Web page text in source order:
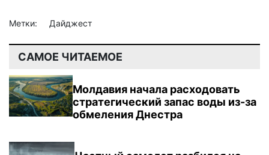
Метки: Дайджест
САМОЕ ЧИТАЕМОЕ
Молдавия начала расходовать
стратегический запас воды из-за
обмеления Днестра